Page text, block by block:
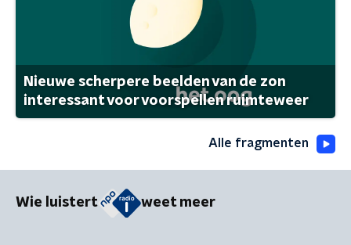
Nieuwe scherpere beelden van de zon
interessant voor voorspellen ruimteweer
Alle fragmenten
Wie luistert weet meer